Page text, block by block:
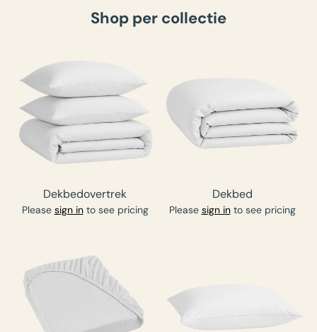
Shop per collectie
Dekbedovertrek
Please sign into see pricing
Dekbed
Please sign into see pricing